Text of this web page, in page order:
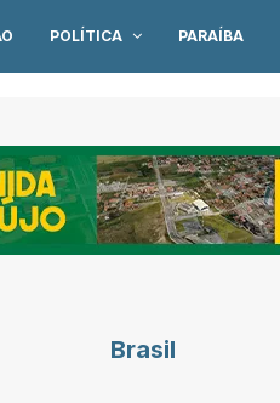
POLÍTICA PARAÍBA
Brasil